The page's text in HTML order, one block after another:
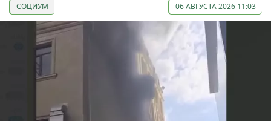
СОЦИУМ 06 АВГУСТА 2026 11:03